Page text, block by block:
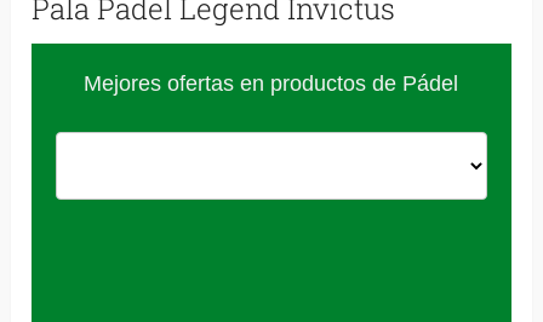
Pala Padel Legend Invictus
Mejores ofertas en productos de Pádel